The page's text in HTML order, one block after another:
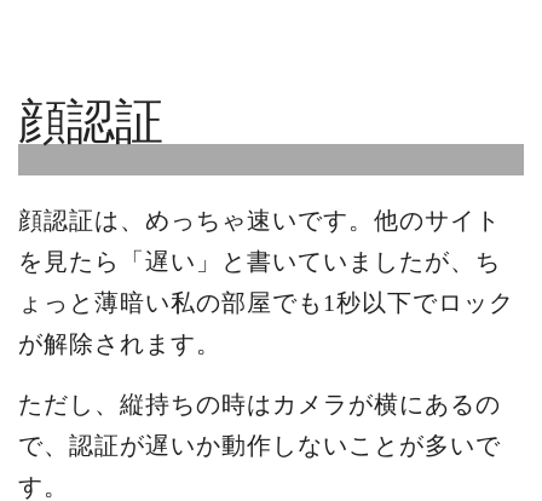
顔認証
顔認証は、めっちゃ速いです。他のサイト
を見たら「遅い」と書いていましたが、ち
ょっと薄暗い私の部屋でも1秒以下でロック
が解除されます。
ただし、縦持ちの時はカメラが横にあるの
で、認証が遅いか動作しないことが多いで
す。